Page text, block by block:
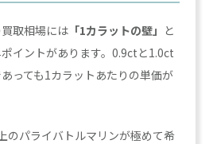
取相場には 「1カラットの壁」 と
イントがあります。0.9ctと1.0ct
っても1カラットあたりの単価が
のパライバトルマリンが極めて希